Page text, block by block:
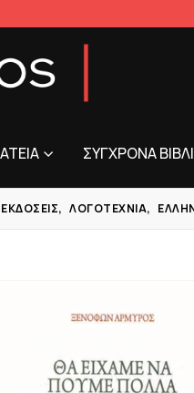
ΣΎΓΧΡΟΝΑ
, ΛΟΓΟΤΕΧΝΊΑ,